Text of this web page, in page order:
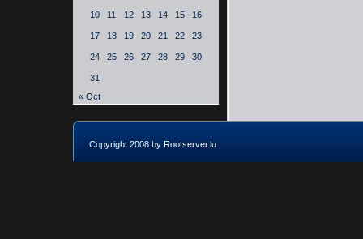
10 11 12 13 14 15 16
17 18 19 20 21 22 23
24 25 26 27 28 29 30
31
« Oct
Copyright 2008 by Rootserver.lu